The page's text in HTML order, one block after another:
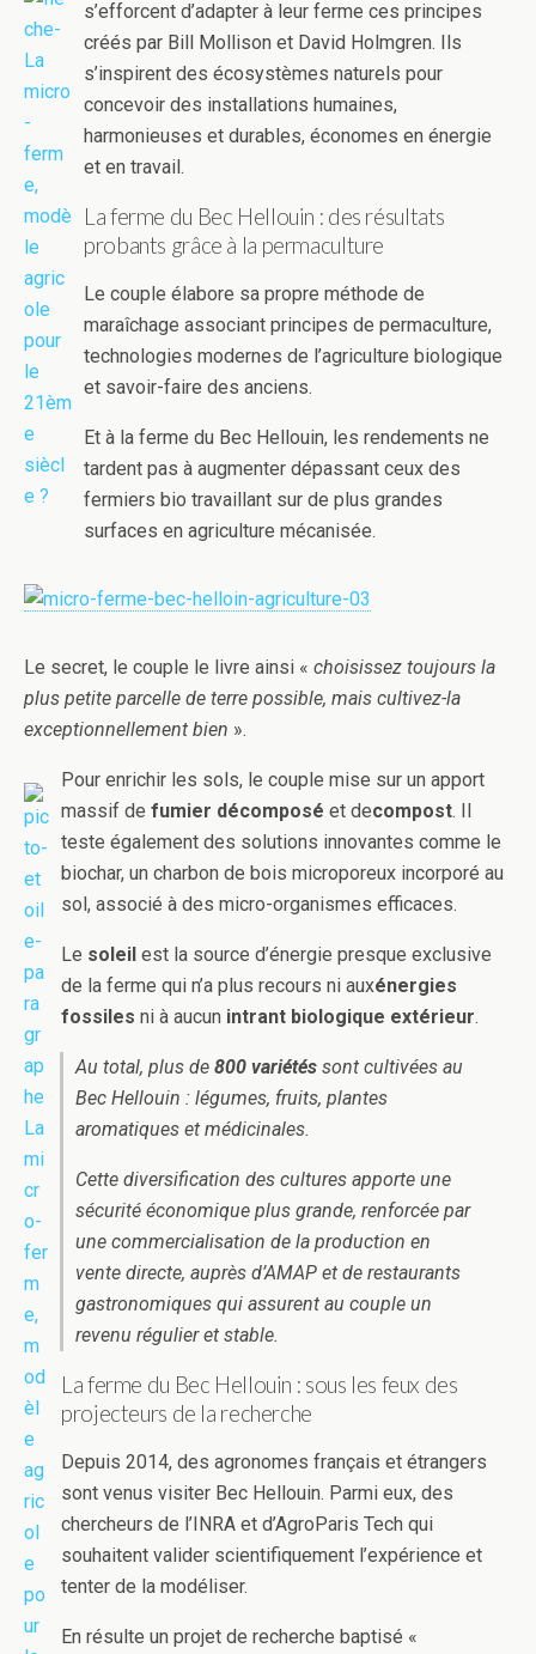
s’efforcent d’adapter à leur ferme ces principes
créés par Bill Mollison et David Holmgren. Ils
s’inspirent des écosystèmes naturels pour
concevoir des installations humaines,
harmonieuses et durables, économes en énergie
et en travail.
La ferme du Bec Hellouin : des résultats
probants grâce à la permaculture
Le couple élabore sa propre méthode de
maraîchage associant principes de permaculture,
technologies modernes de l’agriculture biologique
et savoir-faire des anciens.
Et à la ferme du Bec Hellouin, les rendements ne
tardent pas à augmenter dépassant ceux des
fermiers bio travaillant sur de plus grandes
surfaces en agriculture mécanisée.
Le secret, le couple le livre ainsi « choisissez toujours la
plus petite parcelle de terre possible, mais cultivez-la
exceptionnellement bien ».
Pour enrichir les sols, le couple mise sur un apport
massif de fumier décomposé et decompost. Il
teste également des solutions innovantes comme le
biochar, un charbon de bois microporeux incorporé au
sol, associé à des micro-organismes efficaces.
Le soleil est la source d’énergie presque exclusive
de la ferme qui n’a plus recours ni auxénergies
fossiles ni à aucun intrant biologique extérieur.
Au total, plus de 800 variétés sont cultivées au
Bec Hellouin : légumes, fruits, plantes
aromatiques et médicinales.
Cette diversification des cultures apporte une
sécurité économique plus grande, renforcée par
une commercialisation de la production en
vente directe, auprès d’AMAP et de restaurants
gastronomiques qui assurent au couple un
revenu régulier et stable.
La ferme du Bec Hellouin : sous les feux des
projecteurs de la recherche
Depuis 2014, des agronomes français et étrangers
sont venus visiter Bec Hellouin. Parmi eux, des
chercheurs de l’INRA et d’AgroParis Tech qui
souhaitent valider scientifiquement l’expérience et
tenter de la modéliser.
En résulte un projet de recherche baptisé «